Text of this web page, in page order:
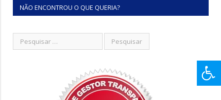
NÃO ENCONTROU O QUE QUERIA?